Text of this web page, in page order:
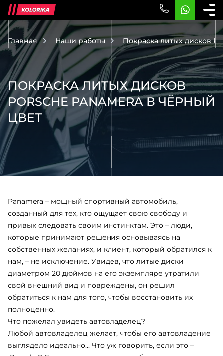
Главная Наши работы Покраска литых дисков
ПОКРАСКА ЛИТЫХ ДИСКОВ
PORSCHE PANAMERA В ЧЁРНЫЙ
ЦВЕТ
Panamera – мощный спортивный автомобиль,
созданный для тех, кто ощущает свою свободу и
привык следовать своим инстинктам. Это – люди,
которые принимают решения основываясь на
собственных желаниях, и клиент, который обратился к
нам, – не исключение. Увидев, что литые диски
диаметром 20 дюймов на его экземпляре утратили
свой внешний вид и повреждены, он решил
обратиться к нам для того, чтобы восстановить их
полноценно.
Что пожелал увидеть автовладелец?
Любой автовладелец желает, чтобы его автовладение
выглядело идеально... Что уж говорить, если это –